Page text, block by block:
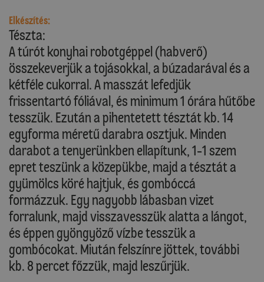
Elkészítés:
Tészta:
A túrót konyhai robotgéppel (habverő)
összekeverjük a tojásokkal, a búzadarával és a
kétféle cukorral. A masszát lefedjük
frissentartó fóliával, és minimum 1 órára hűtőbe
tesszük. Ezután a pihentetett tésztát kb. 14
egyforma méretű darabra osztjuk. Minden
darabot a tenyerünkben ellapítunk, 1-1 szem
epret teszünk a közepükbe, majd a tésztát a
gyümölcs köré hajtjuk, és gombóccá
formázzuk. Egy nagyobb lábasban vizet
forralunk, majd visszavesszük alatta a lángot,
és éppen gyöngyöző vízbe tesszük a
gombócokat. Miután felszínre jöttek, további
kb. 8 percet főzzük, majd leszűrjük.